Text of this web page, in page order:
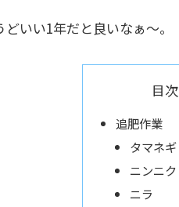
いい1年だと良いなぁ～。
目次
追肥作業
タマネギ
ニンニク
ニラ